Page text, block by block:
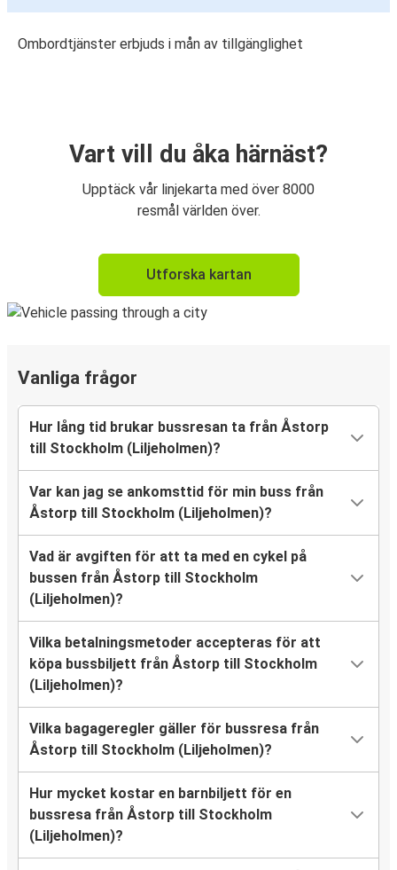
Ombordtjänster erbjuds i mån av tillgänglighet
Vart vill du åka härnäst?
Upptäck vår linjekarta med över 8000
resmål världen över.
Utforska kartan
Vanliga frågor
Hur lång tid brukar bussresan ta från Åstorp
till Stockholm (Liljeholmen)?
Var kan jag se ankomsttid för min buss från
Åstorp till Stockholm (Liljeholmen)?
Vad är avgiften för att ta med en cykel på
bussen från Åstorp till Stockholm
(Liljeholmen)?
Vilka betalningsmetoder accepteras för att
köpa bussbiljett från Åstorp till Stockholm
(Liljeholmen)?
Vilka bagageregler gäller för bussresa från
Åstorp till Stockholm (Liljeholmen)?
Hur mycket kostar en barnbiljett för en
bussresa från Åstorp till Stockholm
(Liljeholmen)?